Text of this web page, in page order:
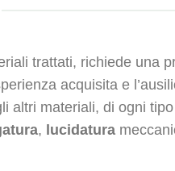
trattati, richiede una
acquisita e
altri materiali, di ogni
, lucidatura